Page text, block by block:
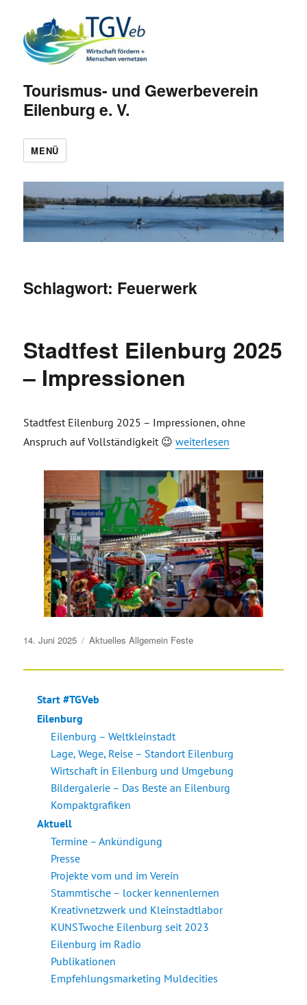
Tourismus- und Gewerbeverein
Eilenburg e. V.
MENÜ
Schlagwort: Feuerwerk
Stadtfest Eilenburg 2025
– Impressionen
Stadtfest Eilenburg 2025 – Impressionen, ohne
Anspruch auf Vollständigkeit 😉„Stadtfest Eilenburg 2025
weiterlesen
Veröffentlicht
14. Juni 2025 Aktuelles Allgemein Feste
Start #TGVeb
Eilenburg
Eilenburg – Weltkleinstadt
Lage, Wege, Reise – Standort Eilenburg
Wirtschaft in Eilenburg und Umgebung
Bildergalerie – Das Beste an Eilenburg
Kompaktgrafiken
Aktuell
Termine – Ankündigung
Presse
Projekte vom und im Verein
Stammtische – locker kennenlernen
Kreativnetzwerk und Kleinstadtlabor
KUNSTwoche Eilenburg seit 2023
Eilenburg im Radio
Publikationen
Empfehlungsmarketing Muldecities